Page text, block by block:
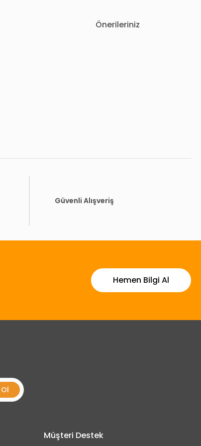
Önerileriniz
Güvenli Alışveriş
Hemen Bilgi Al
Müşteri Destek